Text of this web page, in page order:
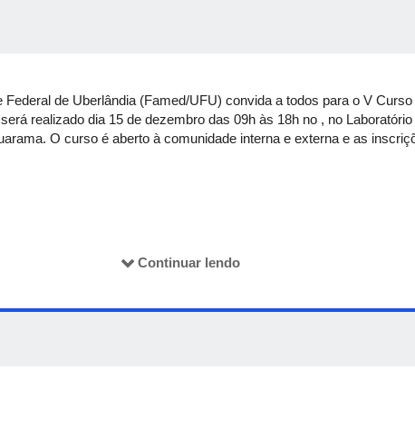
de Uberlândia (Famed/UFU) convida a todos para o V
realizado dia 15 de dezembro das 09h às 18h no , no
O curso é aberto à comunidade interna e externa e as
Continuar lendo